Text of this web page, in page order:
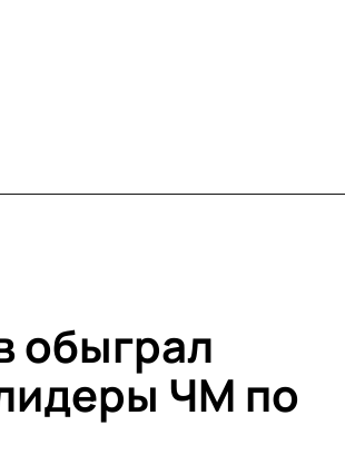
обыграл
ЧМ по